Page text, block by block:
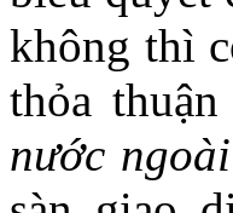
không thì
thỏa
nước ngoài